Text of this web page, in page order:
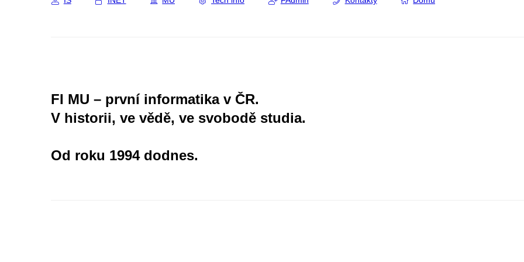
FI MU – první informatika v ČR.
V historii, ve vědě, ve svobodě studia.
Od roku 1994 dodnes.